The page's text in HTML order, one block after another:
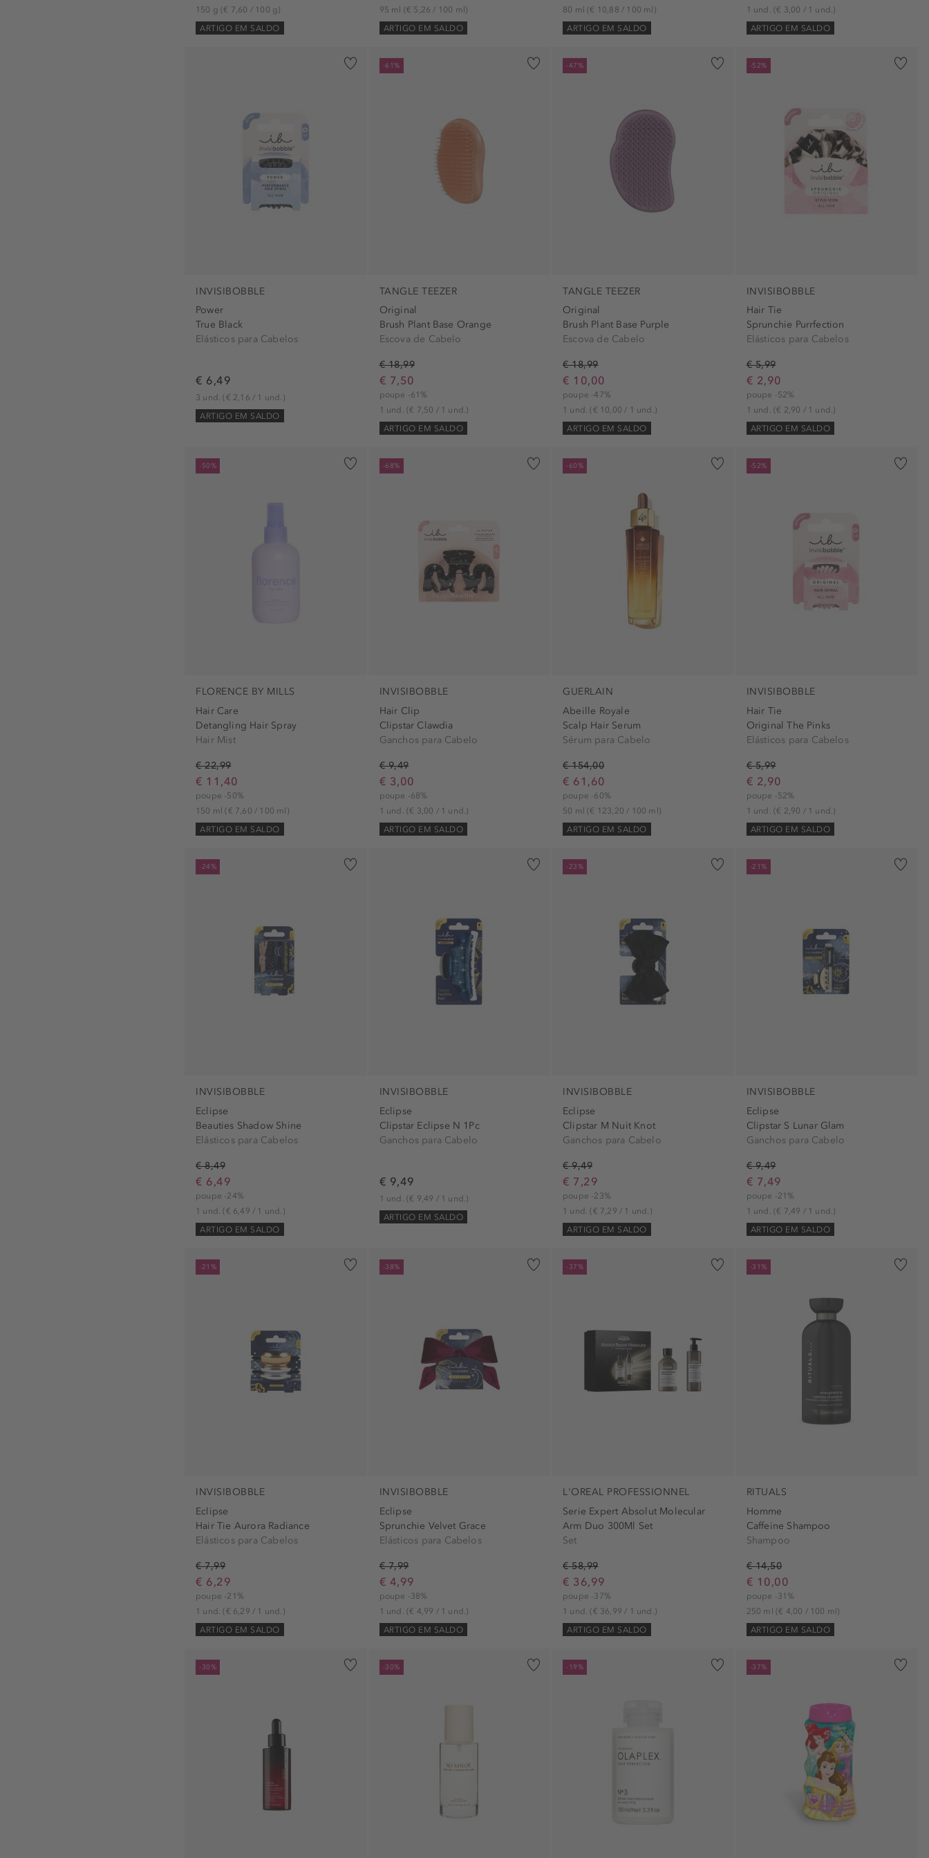
tonificar (1)
150 g(€ 7,60 / 100 g)
ARTIGO EM SALDO
95 ml (€ 5,26 / 100 ml)
ARTIGO EM SALDO
80 ml(€ 10,88 / 100 ml)
ARTIGO EM SALDO
1 und. (€ 3,00 / 1 und.)
ARTIGO EM SALDO
INVISIBOBBLE
Power
True Black
Elásticos para Cabelos
€ 6,49
3 und.(€ 2,16 / 1 und.)
ARTIGO EM SALDO
-61%
TANGLE TEEZER
Original
Brush Plant Base Orange
Escova de Cabelo
€ 18,99
€ 7,50
poupe -61%
1 und. (€ 7,50 / 1 und.)
ARTIGO EM SALDO
-47%
TANGLE TEEZER
Original
Brush Plant Base Purple
Escova de Cabelo
€ 18,99
€ 10,00
poupe -47%
1 und.(€ 10,00 / 1 und.)
ARTIGO EM SALDO
-52%
INVISIBOBBLE
Hair Tie
Sprunchie Purrfection
Elásticos para Cabelos
€ 5,99
€ 2,90
poupe -52%
1 und. (€ 2,90 / 1 und.)
ARTIGO EM SALDO
-50%
FLORENCE BY MILLS
Hair Care
Detangling Hair Spray
Hair Mist
€ 22,99
€ 11,40
poupe -50%
150 ml(€ 7,60 / 100 ml)
ARTIGO EM SALDO
-68%
INVISIBOBBLE
Hair Clip
Clipstar Clawdia
Ganchos para Cabelo
€ 9,49
€ 3,00
poupe -68%
1 und. (€ 3,00 / 1 und.)
ARTIGO EM SALDO
-60%
GUERLAIN
Abeille Royale
Scalp Hair Serum
Sérum para Cabelo
€ 154,00
€ 61,60
poupe -60%
50 ml(€ 123,20 / 100 ml)
ARTIGO EM SALDO
-52%
INVISIBOBBLE
Hair Tie
Original The Pinks
Elásticos para Cabelos
€ 5,99
€ 2,90
poupe -52%
1 und. (€ 2,90 / 1 und.)
ARTIGO EM SALDO
-24%
INVISIBOBBLE
Eclipse
Beauties Shadow Shine
Elásticos para Cabelos
€ 8,49
€ 6,49
poupe -24%
1 und.(€ 6,49 / 1 und.)
ARTIGO EM SALDO
INVISIBOBBLE
Eclipse
Clipstar Eclipse N 1Pc
Ganchos para Cabelo
€ 9,49
1 und. (€ 9,49 / 1 und.)
ARTIGO EM SALDO
-23%
INVISIBOBBLE
Eclipse
Clipstar M Nuit Knot
Ganchos para Cabelo
€ 9,49
€ 7,29
poupe -23%
1 und.(€ 7,29 / 1 und.)
ARTIGO EM SALDO
-21%
INVISIBOBBLE
Eclipse
Clipstar S Lunar Glam
Ganchos para Cabelo
€ 9,49
€ 7,49
poupe -21%
1 und. (€ 7,49 / 1 und.)
ARTIGO EM SALDO
-21%
INVISIBOBBLE
Eclipse
Hair Tie Aurora Radiance
Elásticos para Cabelos
€ 7,99
€ 6,29
poupe -21%
1 und.(€ 6,29 / 1 und.)
ARTIGO EM SALDO
-38%
INVISIBOBBLE
Eclipse
Sprunchie Velvet Grace
Elásticos para Cabelos
€ 7,99
€ 4,99
poupe -38%
1 und. (€ 4,99 / 1 und.)
ARTIGO EM SALDO
-37%
L'OREAL PROFESSIONNEL
Serie Expert Absolut Molecular
Arm Duo 300Ml Set
Set
€ 58,99
€ 36,99
poupe -37%
1 und.(€ 36,99 / 1 und.)
ARTIGO EM SALDO
-31%
RITUALS
Homme
Caffeine Shampoo
Shampoo
€ 14,50
€ 10,00
poupe -31%
250 ml (€ 4,00 / 100 ml)
ARTIGO EM SALDO
-30% -30% -19% -37%